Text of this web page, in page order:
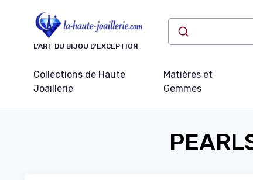
L’ART DU BIJOU D’EXCEPTION
Collections de Haute
Joaillerie
Matières et
Gemmes